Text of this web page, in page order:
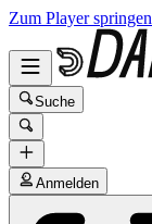
Zum Player springen
Suche
Anmelden